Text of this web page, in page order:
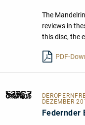
The
reviews in
this disc, the
PDF-
DEZEMBER
Federnder